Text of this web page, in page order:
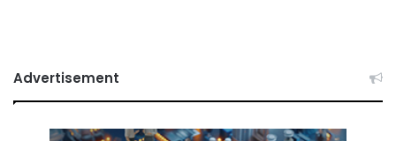
Advertisement